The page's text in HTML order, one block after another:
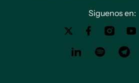
Siguenos en: